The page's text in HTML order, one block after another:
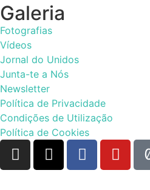
Galeria
Fotografias
Vídeos
Jornal do Unidos
Junta-te a Nós
Newsletter
Política de Privacidade
Condições de Utilização
Política de Cookies